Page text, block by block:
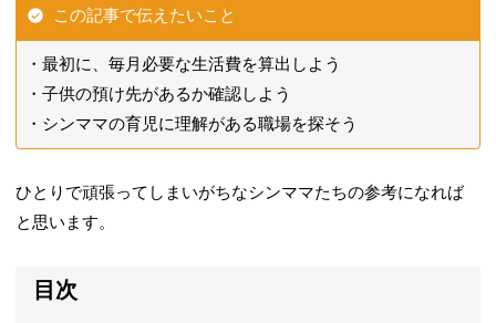
この記事で伝えたいこと
最初に、毎月必要な生活費を算出しよう
子供の預け先があるか確認しよう
シンママの育児に理解がある職場を探そう
ひとりで頑張ってしまいがちなシンママたちの参考になれば
と思います。
目次